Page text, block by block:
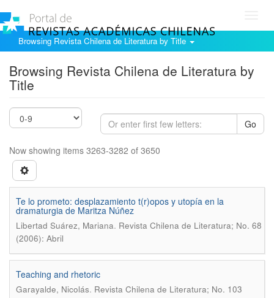
Browsing Revista Chilena de Literatura by Title
Browsing Revista Chilena de Literatura by
Title
Go
Now showing items 3263-3282 of 3650
Te lo prometo: desplazamiento t(r)opos y utopía en la
dramaturgia de Maritza Núñez
Libertad Suárez, Mariana. Revista Chilena de Literatura; No. 68
(2006): Abril
Teaching and rhetoric
Garayalde, Nicolás. Revista Chilena de Literatura; No. 103